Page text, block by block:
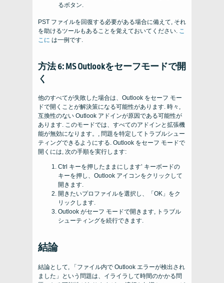
るボタン.
PST ファイルを回復する必要がある場合に備えて, それ
を助けるツールもあることを覚えておいてください. こ
こに は一例です.
方法 6: MS Outlookをセーフモードで開
く
他のすべてが失敗した場合は、Outlook をセーフ モー
ドで開くことが解決策になる可能性があります. 時々,
互換性のない Outlook アドインが原因である可能性が
あります. このモードでは、すべてのアドインと拡張機
能が無効になります。, 問題を特定してトラブルシュー
ティングできるようにする. Outlook をセーフ モードで
開くには, 次の手順を実行します:
Ctrl キーを押したままにします’ キーボードの
キーを押し、Outlook アイコンをクリックして
開きます.
開きたいプロファイルを選択し、「OK」をク
リックします.
Outlook がセーフ モードで開きます, トラブル
シューティングを続行できます.
結論
結論として, 「ファイル内で Outlook エラーが検出され
ました」という問題は、イライラして時間のかかる問